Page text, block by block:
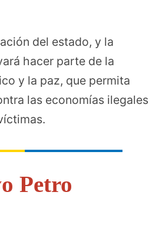
del estado, y la
hacer parte de la
y la paz, que permita
las economías ilegales
Petro